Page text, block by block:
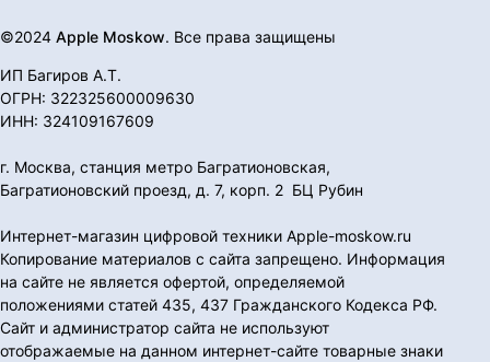
©2024 Apple Moskow. Все права защищены
ИП Багиров А.Т.
ОГРН: 322325600009630
ИНН: 324109167609
г. Москва, станция метро Багратионовская,
Багратионовский проезд, д. 7, корп. 2 БЦ Рубин
Интернет-магазин цифровой техники Apple-moskow.ru
Копирование материалов с сайта запрещено. Информация
на сайте не является офертой, определяемой
положениями статей 435, 437 Гражданского Кодекса РФ.
Сайт и администратор сайта не используют
отображаемые на данном интернет-сайте товарные знаки